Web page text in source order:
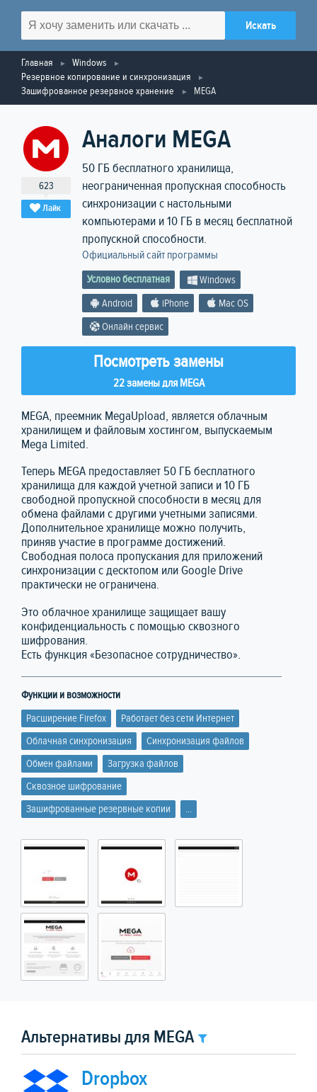
Главная
Windows
Резервное копирование и синхронизация
Зашифрованное резервное хранение
MEGA
623
Лайк
Аналоги MEGA
50 ГБ бесплатного хранилища,
неограниченная пропускная способность
синхронизации с настольными
компьютерами и 10 ГБ в месяц бесплатной
пропускной способности.
Официальный сайт программы
Условно бесплатная
Windows
Android
iPhone
Mac OS
Онлайн сервис
Посмотреть замены
22 замены для MEGA
MEGA, преемник MegaUpload, является облачным
хранилищем и файловым хостингом, выпускаемым
Mega Limited.
Теперь MEGA предоставляет 50 ГБ бесплатного
хранилища для каждой учетной записи и 10 ГБ
свободной пропускной способности в месяц для
обмена файлами с другими учетными записями.
Дополнительное хранилище можно получить,
приняв участие в программе достижений.
Свободная полоса пропускания для приложений
синхронизации с десктопом или Google Drive
практически не ограничена.
Это облачное хранилище защищает вашу
конфиденциальность с помощью сквозного
шифрования.
Есть функция «Безопасное сотрудничество».
Функции и возможности
Расширение Firefox
Работает без сети Интернет
Облачная синхронизация
Синхронизация файлов
Обмен файлами
Загрузка файлов
Сквозное шифрование
Зашифрованные резервные копии
...
Альтернативы для MEGA
Dropbox